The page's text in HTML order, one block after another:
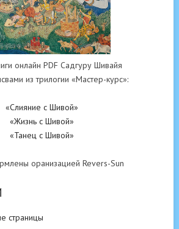
онлайн PDF Садгуру Шивайя
из трилогии «Мастер-курс»:
«Слияние с Шивой»
«Жизнь с Шивой»
«Танец с Шивой»
оранизацией Revers-Sun
страницы